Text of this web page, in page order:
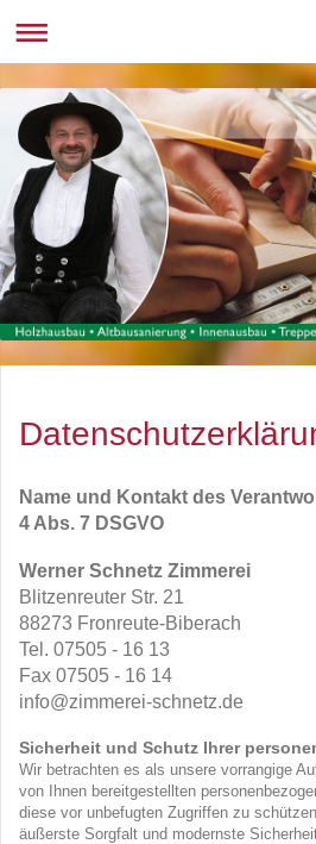
Name und Kontakt des
4 Abs. 7 DSGVO
Werner Schnetz Zimmerei
Blitzenreuter Str. 21
88273 Fronreute-Biberach
Tel. 07505 - 16 13
Fax 07505 - 16 14
info@zimmerei-schnetz.de
Sicherheit und Schutz Ihrer
Wir betrachten es als unsere vorrangige
von Ihnen bereitgestellten
diese vor unbefugten Zugriffen zu
äußerste Sorgfalt und modernste